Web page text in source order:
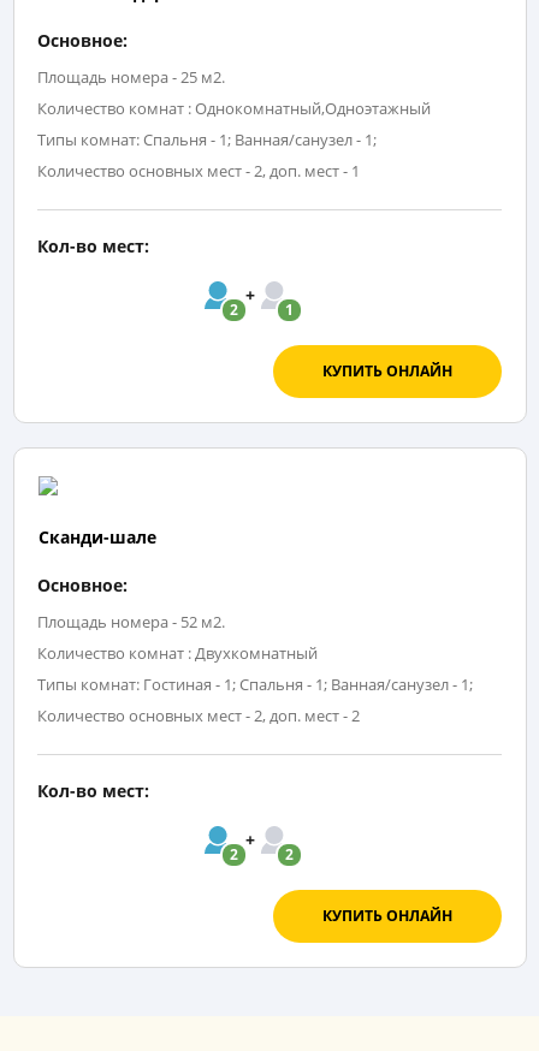
Основное:
Площадь номера - 25 м2.
Количество комнат : Однокомнатный,Одноэтажный
Типы комнат: Спальня - 1; Ванная/санузел - 1;
Количество основных мест - 2, доп. мест - 1
Кол-во мест:
2 1
КУПИТЬ ОНЛАЙН
Сканди-шале
Основное:
Площадь номера - 52 м2.
Количество комнат : Двухкомнатный
Типы комнат: Гостиная - 1; Спальня - 1; Ванная/санузел - 1;
Количество основных мест - 2, доп. мест - 2
Кол-во мест:
2 2
КУПИТЬ ОНЛАЙН